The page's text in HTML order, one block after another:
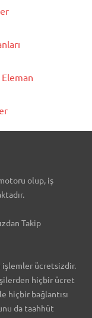
olup, iş
Takip
işlemler ücretsizdir.
hiçbir ücret
hiçbir bağlantısı
da taahhüt